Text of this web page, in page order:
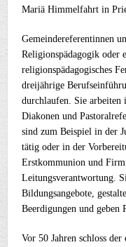
Mariä Himmelfahrt in
Gemeindereferentinnen
Religionspädagogik oder
religionspädagogisches
dreijährige
durchlaufen. Sie arbeiten
Diakonen und
sind zum Beispiel in der
tätig oder in der
Erstkommunion und
Leitungsverantwortung.
Bildungsangebote,
Beerdigungen und geben
Vor 50 Jahren schloss der